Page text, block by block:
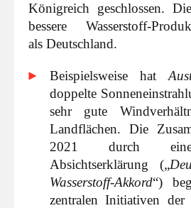
Königreich geschlossen.
bessere Wasserstoff-
als Deutschland.
Beispielsweise hat
doppelte
sehr gute
Landflächen. Die
2021 durch eine
Absichtserklärung („
Wasserstoff-Akkord“)
zentralen Initiativen der